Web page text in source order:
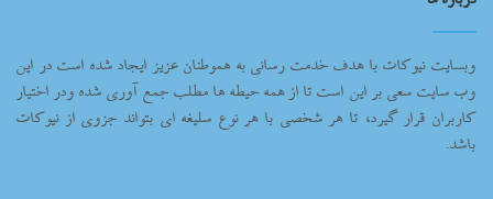
وبسایت نیوکات با هدف خدمت رسانی به هموطنان عزیز ایجاد شده است در این
وب سایت سعی بر این است تا از همه حیطه ها مطلب جمع آوری شده ودر اختیار
کاربران قرار گیرد، تا هر شخصی با هر نوع سلیغه ای بتواند جزوی از نیوکات
باشد.